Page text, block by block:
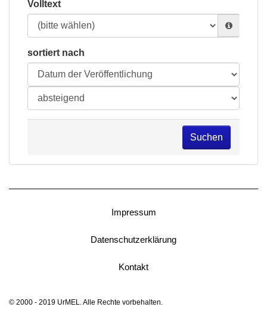
Volltext
sortiert nach
Suchen
Impressum
Datenschutzerklärung
Kontakt
© 2000 - 2019 UrMEL. Alle Rechte vorbehalten.